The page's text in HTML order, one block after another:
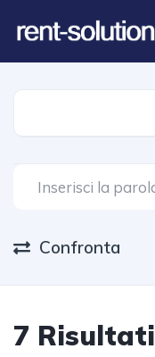
Confronta
7 Risultati